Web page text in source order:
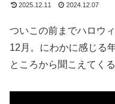
2025.12.11 2024.12.07
ついこの前までハロウ
12月。にわかに感じる
ところから聞こえてく